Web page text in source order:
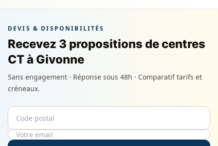
DEVIS & DISPONIBILITÉS
Recevez 3 propositions de centres
CT à Givonne
Sans engagement · Réponse sous 48h · Comparatif tarifs et
créneaux.
Code postal
Email